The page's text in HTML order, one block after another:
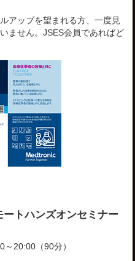
アップを望まれる方、一度見
ません。JSES会員であればど
ートハンズオンセミナー
20:00（90分）